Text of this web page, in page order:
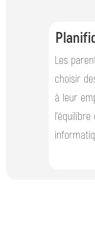
Les
choisir
à leur